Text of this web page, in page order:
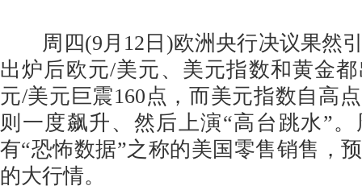
周四(9月12日)欧洲央行决议果然
出炉后欧元/美元、美元指数和黄金
元/美元巨震160点，而美元指数自高
则一度飙升、然后上演“高台跳水”
有“恐怖数据”之称的美国零售销售，
的大行情。